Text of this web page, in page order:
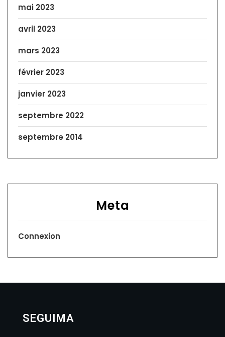
mai 2023
avril 2023
mars 2023
février 2023
janvier 2023
septembre 2022
septembre 2014
Meta
Connexion
SEGUIMA